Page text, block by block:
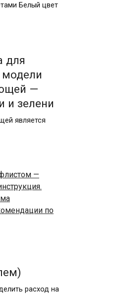
Белый цвет
для
—
и зелени
является
расход на